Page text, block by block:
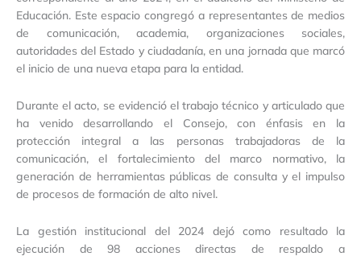
Educación. Este espacio congregó a representantes de medios
de comunicación, academia, organizaciones sociales,
autoridades del Estado y ciudadanía, en una jornada que marcó
el inicio de una nueva etapa para la entidad.
Durante el acto, se evidenció el trabajo técnico y articulado que
ha venido desarrollando el Consejo, con énfasis en la
protección integral a las personas trabajadoras de la
comunicación, el fortalecimiento del marco normativo, la
generación de herramientas públicas de consulta y el impulso
de procesos de formación de alto nivel.
La gestión institucional del 2024 dejó como resultado la
ejecución de 98 acciones directas de respaldo a